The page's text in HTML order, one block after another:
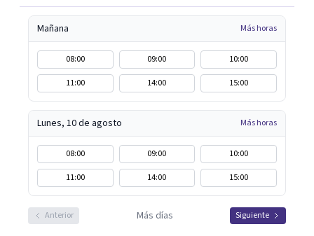
Mañana Más horas
08:00 09:00
10:00
11:00
14:00 15:00
Lunes, 10 de agosto Más horas
08:00 09:00
10:00
11:00
14:00 15:00
Anterior Más días Siguiente